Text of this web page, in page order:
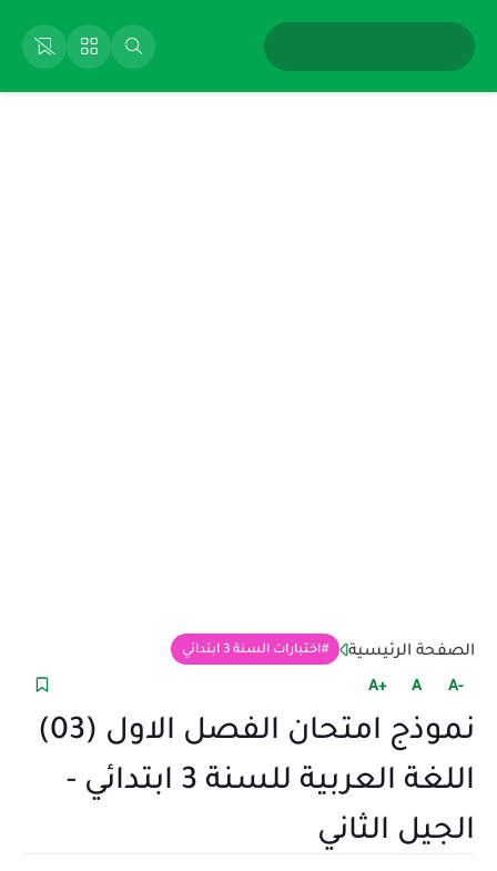
الصفحة الرئيسية اختبارات السنة 3 ابتدائي
+A A -A
نموذج امتحان الفصل الاول (03)
اللغة العربية للسنة 3 ابتدائي -
الجيل الثاني